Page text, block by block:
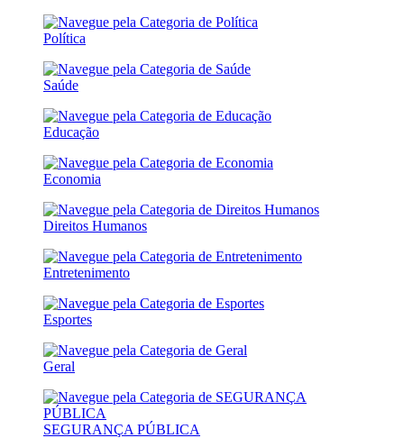
Política
Saúde
Educação
Economia
Direitos Humanos
Entretenimento
Esportes
Geral
SEGURANÇA PÚBLICA